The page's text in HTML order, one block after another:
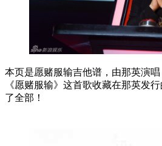
本页是愿赌服输吉他谱，由那英演
《愿赌服输》这首歌收藏在那英发
了全部！